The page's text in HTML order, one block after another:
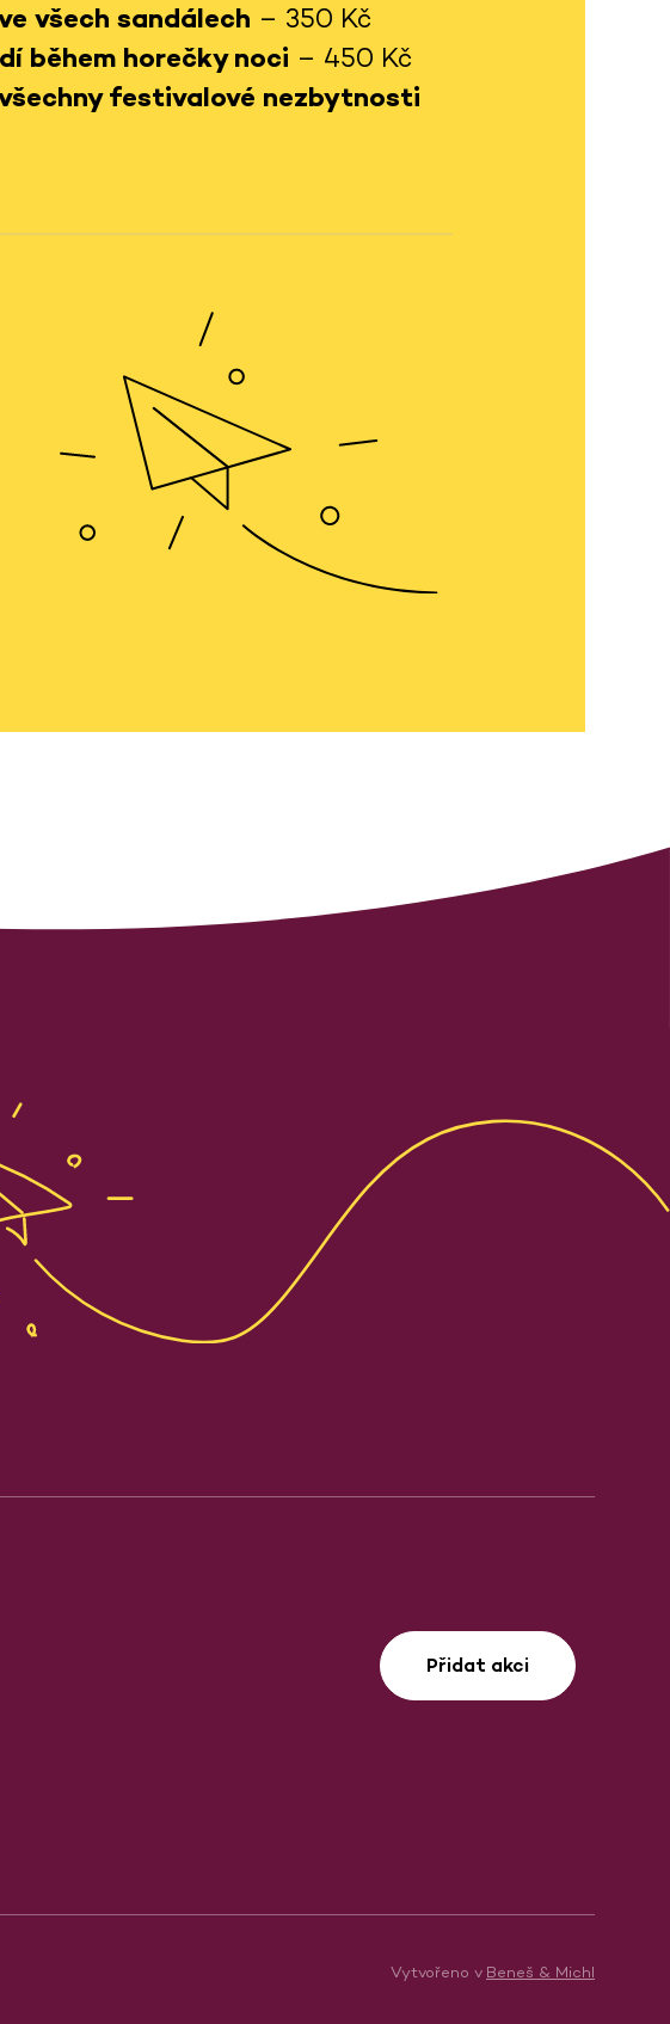
všech sandálech – 350 Kč
během horečky noci – 450 Kč
festivalové nezbytnosti
Přidat akci
Vytvořeno v Beneš & Michl